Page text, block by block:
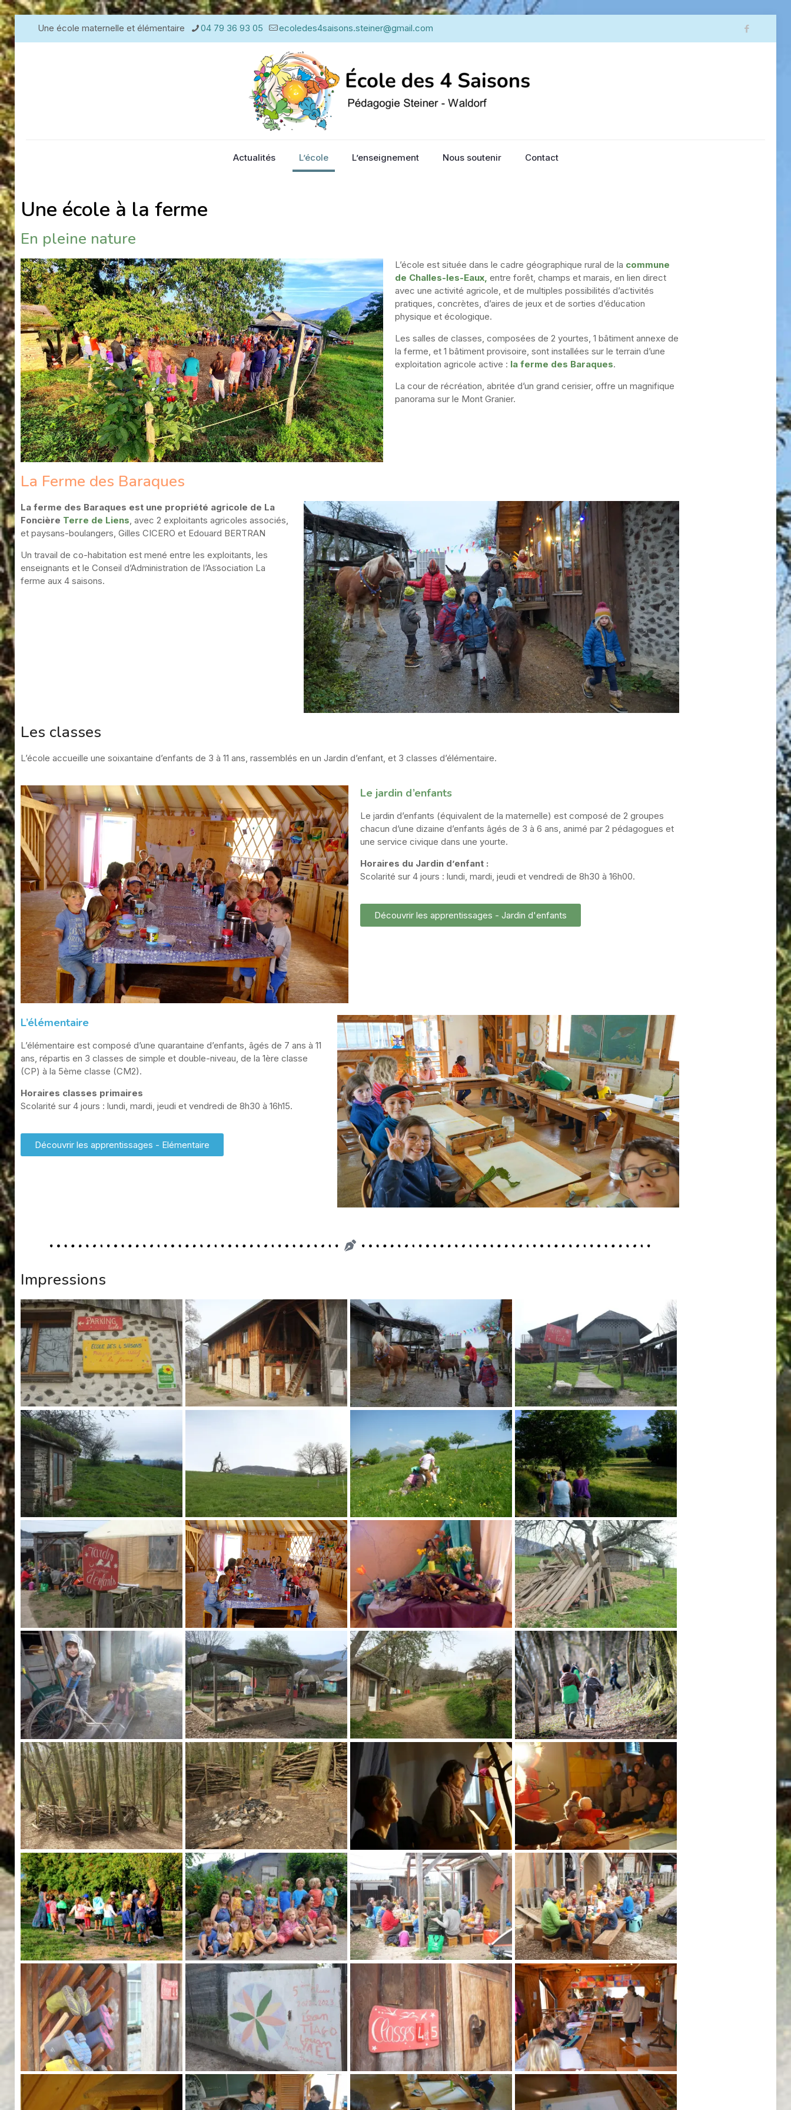
Une école maternelle et élémentaire 04 79 36 93 05 ecoledes4saisons.steiner@gmail.com
Actualités L’école L’enseignement Nous soutenir Contact
Une école à la ferme
En pleine nature
L’école est située dans le cadre géographique rural de la commune
de Challes-les-Eaux, entre forêt, champs et marais, en lien direct
avec une activité agricole, et de multiples possibilités d’activités
pratiques, concrètes, d’aires de jeux et de sorties d’éducation
physique et écologique.
Les salles de classes, composées de 2 yourtes, 1 bâtiment annexe de
la ferme, et 1 bâtiment provisoire, sont installées sur le terrain d’une
exploitation agricole active : la ferme des Baraques.
La cour de récréation, abritée d’un grand cerisier, offre un magnifique
panorama sur le Mont Granier.
La Ferme des Baraques
La ferme des Baraques est une propriété agricole de La
Foncière Terre de Liens, avec 2 exploitants agricoles associés,
et paysans-boulangers, Gilles CICERO et Edouard BERTRAN
Un travail de co-habitation est mené entre les exploitants, les
enseignants et le Conseil d’Administration de l’Association La
ferme aux 4 saisons.
Les classes
L’école accueille une soixantaine d’enfants de 3 à 11 ans, rassemblés en un Jardin d’enfant, et 3 classes d’élémentaire.
Le jardin d’enfants
Le jardin d’enfants (équivalent de la maternelle) est composé de 2 groupes
chacun d’une dizaine d’enfants âgés de 3 à 6 ans, animé par 2 pédagogues et
une service civique dans une yourte.
Horaires du Jardin d’enfant :
Scolarité sur 4 jours : lundi, mardi, jeudi et vendredi de 8h30 à 16h00.
Découvrir les apprentissages - Jardin d'enfants
L’élémentaire
L’élémentaire est composé d’une quarantaine d’enfants, âgés de 7 ans à 11
ans, répartis en 3 classes de simple et double-niveau, de la 1ère classe
(CP) à la 5ème classe (CM2).
Horaires classes primaires
Scolarité sur 4 jours : lundi, mardi, jeudi et vendredi de 8h30 à 16h15.
Découvrir les apprentissages - Elémentaire
Impressions